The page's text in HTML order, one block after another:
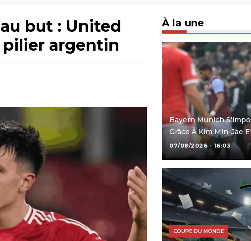
but : United
pilier argentin
À la une
Bayern Munich
Grâce À Kim Min-Jae
07/08/2026 - 16:03
COUPE DU MONDE